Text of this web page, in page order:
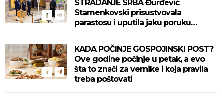
STRADANJE SRBA Đurđević
Stamenkovski prisustvovala
parastosu i uputila jaku poruku
KADA POČINJE GOSPOJINSKI POST?
Ove godine počinje u petak, a evo
šta to znači za vernike i koja pravila
treba poštovati